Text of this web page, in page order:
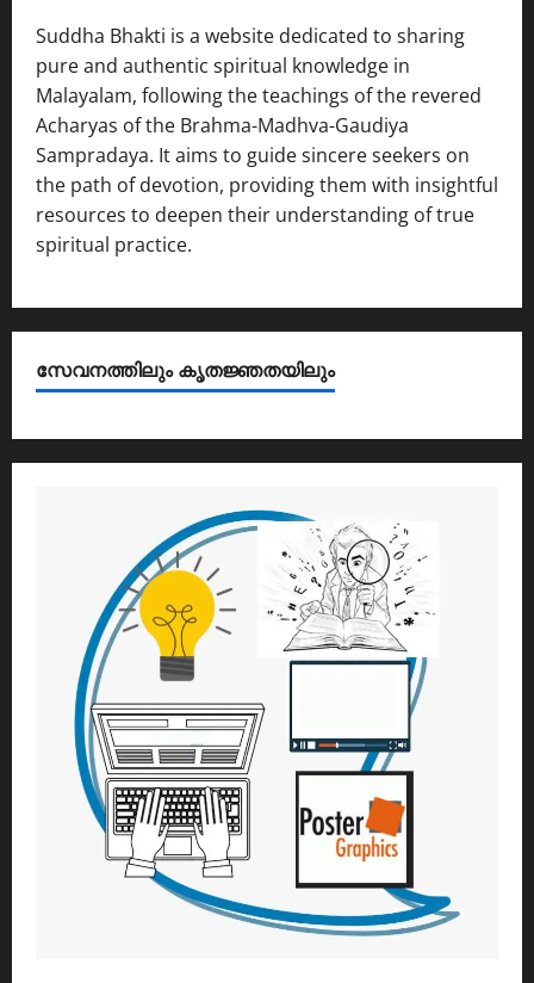
Suddha Bhakti is a website dedicated to sharing
pure and authentic spiritual knowledge in
Malayalam, following the teachings of the revered
Acharyas of the Brahma-Madhva-Gaudiya
Sampradaya. It aims to guide sincere seekers on
the path of devotion, providing them with insightful
resources to deepen their understanding of true
spiritual practice.
സേവനത്തിലും കൃതജ്ഞതയിലും